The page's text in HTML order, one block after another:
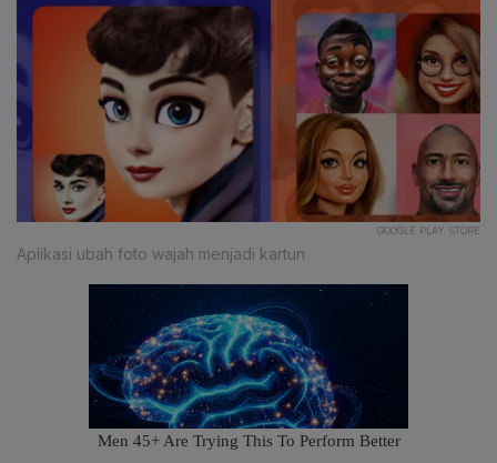
GOOGLE PLAY STORE
Aplikasi ubah foto wajah menjadi kartun